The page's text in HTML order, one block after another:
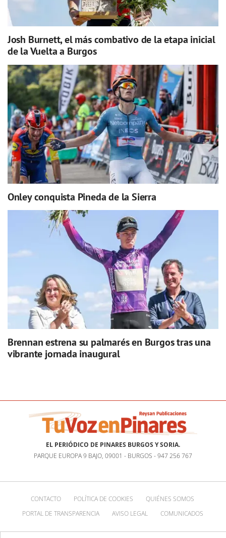
Josh Burnett, el más combativo de la etapa inicial
de la Vuelta a Burgos
Onley conquista Pineda de la Sierra
Brennan estrena su palmarés en Burgos tras una
vibrante jornada inaugural
EL PERIÓDICO DE PINARES BURGOS Y SORIA.
PARQUE EUROPA 9 BAJO, 09001 - BURGOS - 947 256 767
CONTACTO POLÍTICA DE COOKIES
QUIÉNES SOMOS
PORTAL DE TRANSPARENCIA
AVISO LEGAL COMUNICADOS